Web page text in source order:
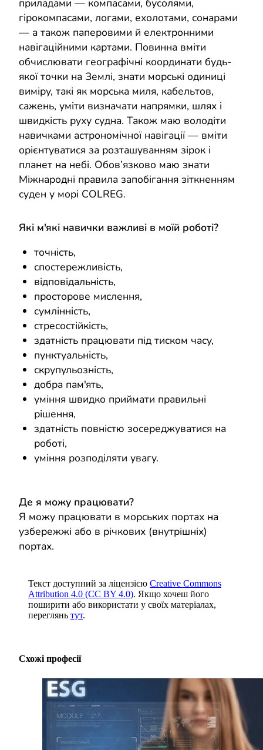
приладами — компасами, бусолями,
гірокомпасами, логами, ехолотами, сонарами
— а також паперовими й електронними
навігаційними картами. Повинна вміти
обчислювати географічні координати будь-
якої точки на Землі, знати морські одиниці
виміру, такі як морська миля, кабельтов,
сажень, уміти визначати напрямки, шлях і
швидкість руху судна. Також маю володіти
навичками астрономічної навігації — вміти
орієнтуватися за розташуванням зірок і
планет на небі. Обов’язково маю знати
Міжнародні правила запобігання зіткненням
суден у морі COLREG.
Які м'які навички важливі в моїй роботі?
точність,
спостережливість,
відповідальність,
просторове мислення,
сумлінність,
стресостійкість,
здатність працювати під тиском часу,
пунктуальність,
скрупульозність,
добра пам'ять,
уміння швидко приймати правильні
рішення,
здатність повністю зосереджуватися на
роботі,
уміння розподіляти увагу.
Де я можу працювати?
Я можу працювати в морських портах на
узбережжі або в річкових (внутрішніх)
портах.
Текст доступний за ліцензією Creative Commons
Attribution 4.0 (CC BY 4.0). Якщо хочеш його
поширити або використати у своїх матеріалах,
переглянь тут.
Схожі професії